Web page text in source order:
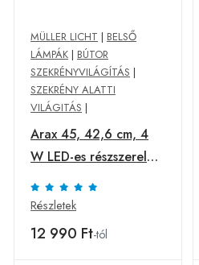
MÜLLER LICHT | BELSŐ
LÁMPÁK | BÚTOR
SZEKRÉNYVILÁGÍTÁS |
SZEKRÉNY ALATTI
VILÁGITÁS |
Arax 45, 42,6 cm, 4
W LED-es részszerelési
lámpa
Részletek
12 990 Ft-tól